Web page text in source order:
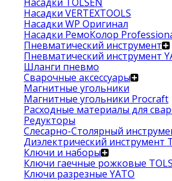
Насадки VERTEXTOOLS
Насадки WP Оригинал
Насадки РемоКолор
Пневматический инструмент
Пневматический инструмент
Шланги пневмо
Сварочные аксессуары
Магнитные угольники
Магнитные угольники Procraft
Расходные материалы для
Редукторы
Слесарно-Столярный
Диэлектрический инструмент
Ключи и наборы
Ключи гаечные рожковые
Ключи разрезные YATO